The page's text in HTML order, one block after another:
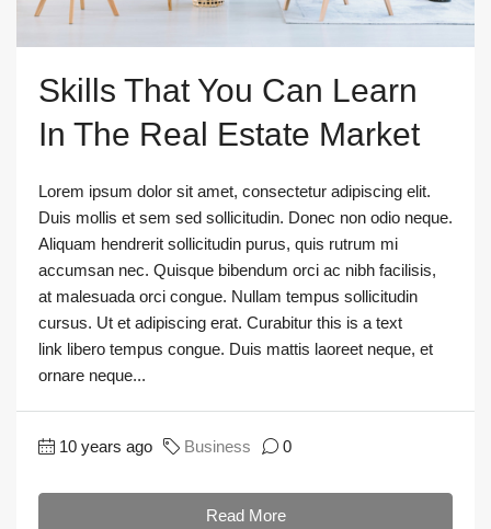
Skills That You Can Learn
In The Real Estate Market
Lorem ipsum dolor sit amet, consectetur adipiscing elit.
Duis mollis et sem sed sollicitudin. Donec non odio neque.
Aliquam hendrerit sollicitudin purus, quis rutrum mi
accumsan nec. Quisque bibendum orci ac nibh facilisis,
at malesuada orci congue. Nullam tempus sollicitudin
cursus. Ut et adipiscing erat. Curabitur this is a text
link libero tempus congue. Duis mattis laoreet neque, et
ornare neque...
10 years ago Business 0
Read More